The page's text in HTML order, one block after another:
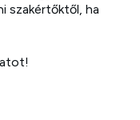
szakértőktől, ha